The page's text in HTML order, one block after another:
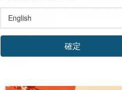
手工刺繡畫 真絲羊毛圍巾 (建築美學)
免費手綉英文字
古新度物
確定